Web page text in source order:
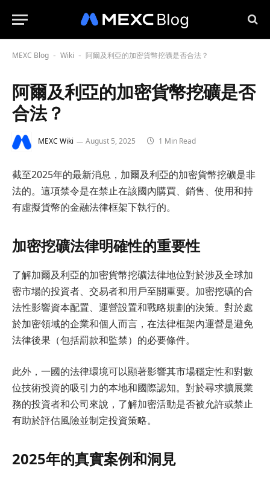
MEXC Blog - Wiki - 阿爾及利亞的加密貨幣挖礦是否合法？
阿爾及利亞的加密貨幣挖礦是否
合法？
MEXC Wiki August 5, 2025 1 Min Read
截至2025年的最新消息，加爾及利亞的加密貨幣挖礦是非
法的。這項禁令是在禁止在該國內購買、銷售、使用和持
有虛擬貨幣的金融法律框架下執行的。
加密挖礦法律明確性的重要性
了解加爾及利亞的加密貨幣挖礦法律地位對於涉及全球加
密市場的投資者、交易者和用戶至關重要。加密挖礦的合
法性影響資本配置、運營設置和戰略規劃的決策。對於處
於加密領域的企業和個人而言，在法律框架內運營是避免
法律後果（包括罰款和監禁）的必要條件。
此外，一國的法律環境可以顯著影響其市場穩定性和對數
位技術投資的吸引力的本地和國際認知。對於尋求擴展業
務的投資者和公司來說，了解加密活動是否被允許或禁止
有助於評估風險並制定投資策略。
2025年的真實案例和洞見